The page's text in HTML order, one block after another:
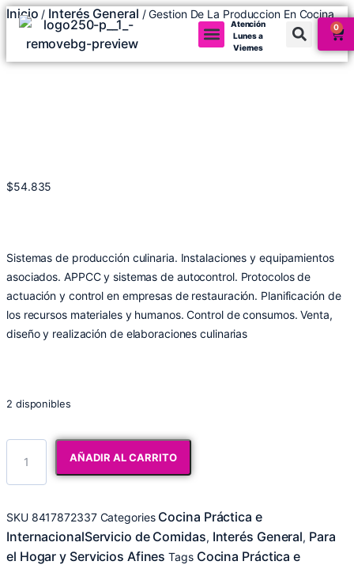
Atención
Lunes a
Viernes
0
Inicio / Interés General / Gestion De La Produccion En Cocina
$54.835
Sistemas de producción culinaria. Instalaciones y equipamientos
asociados. APPCC y sistemas de autocontrol. Protocolos de
actuación y control en empresas de restauración. Planificación de
los recursos materiales y humanos. Control de consumos. Venta,
diseño y realización de elaboraciones culinarias
2 disponibles
AÑADIR AL CARRITO
SKU 8417872337 Categories Cocina Práctica e
InternacionalServicio de Comidas, Interés General, Para
el Hogar y Servicios Afines Tags Cocina Práctica e